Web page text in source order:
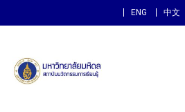
ENG 中文
สถาบันนวัตกรร